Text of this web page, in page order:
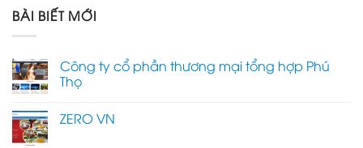
BÀI BIẾT MỚI
Công ty cổ phần thương mại tổng hợp Phú
Thọ
ZERO VN